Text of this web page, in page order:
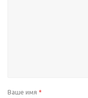
Ваше имя *